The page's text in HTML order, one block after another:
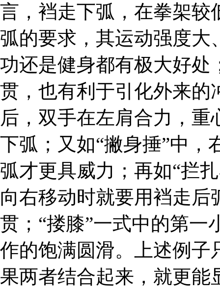
言，裆走下弧，在拳架较
弧的要求，其运动强度大
功还是健身都有极大好处
贯，也有利于引化外来的
后，双手在左肩合力，
下弧；又如“撇身捶”中，
弧才更具威力；再如“拦
向右移动时就要用裆走
贯；“搂膝”一式中的第一
作的饱满圆滑。上述例子
果两者结合起来，就更能